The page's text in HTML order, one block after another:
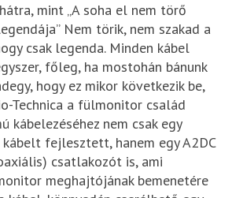
mint „A soha el nem törő
Nem törik, nem szakad a
csak legenda. Minden kábel
főleg, ha mostohán bánunk
hogy ez mikor következik be,
Technica a fülmonitor család
kábelezéséhez nem csak egy
fejlesztett, hanem egy A2DC
csatlakozót is, ami
meghajtójának bemenetére